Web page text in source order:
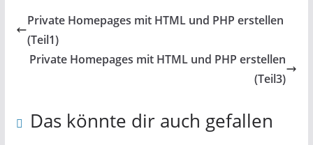
Private Homepages mit HTML und PHP erstellen
(Teil1)
Private Homepages mit HTML und PHP erstellen
(Teil3)
Das könnte dir auch gefallen